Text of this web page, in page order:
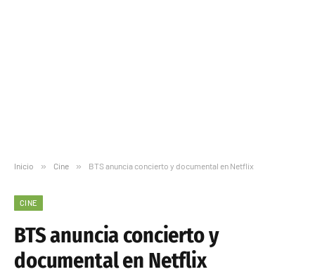
Inicio » Cine » BTS anuncia concierto y documental en Netflix
CINE
BTS anuncia concierto y
documental en Netflix